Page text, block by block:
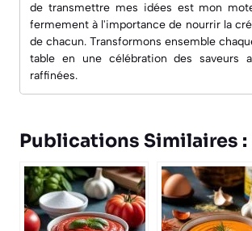
de transmettre mes idées est mon
fermement à l'importance de nourrir la
de chacun. Transformons ensemble
table en une célébration des saveurs
raffinées.
Publications Similaires :